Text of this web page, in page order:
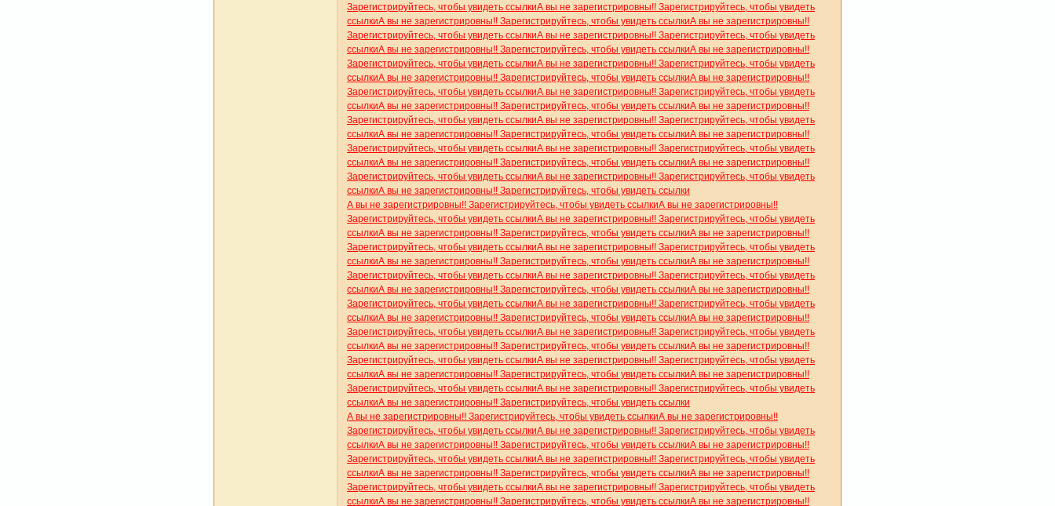
Зарегистрируйтесь, чтобы увидеть ссылкиА вы не зарегистрировны!! Зарегистрируйтесь, чтобы увидеть
ссылкиА вы не зарегистрировны!! Зарегистрируйтесь, чтобы увидеть ссылкиА вы не зарегистрировны!!
Зарегистрируйтесь, чтобы увидеть ссылкиА вы не зарегистрировны!! Зарегистрируйтесь, чтобы увидеть
ссылкиА вы не зарегистрировны!! Зарегистрируйтесь, чтобы увидеть ссылкиА вы не зарегистрировны!!
Зарегистрируйтесь, чтобы увидеть ссылкиА вы не зарегистрировны!! Зарегистрируйтесь, чтобы увидеть
ссылкиА вы не зарегистрировны!! Зарегистрируйтесь, чтобы увидеть ссылкиА вы не зарегистрировны!!
Зарегистрируйтесь, чтобы увидеть ссылкиА вы не зарегистрировны!! Зарегистрируйтесь, чтобы увидеть
ссылкиА вы не зарегистрировны!! Зарегистрируйтесь, чтобы увидеть ссылкиА вы не зарегистрировны!!
Зарегистрируйтесь, чтобы увидеть ссылкиА вы не зарегистрировны!! Зарегистрируйтесь, чтобы увидеть
ссылкиА вы не зарегистрировны!! Зарегистрируйтесь, чтобы увидеть ссылкиА вы не зарегистрировны!!
Зарегистрируйтесь, чтобы увидеть ссылкиА вы не зарегистрировны!! Зарегистрируйтесь, чтобы увидеть
ссылкиА вы не зарегистрировны!! Зарегистрируйтесь, чтобы увидеть ссылкиА вы не зарегистрировны!!
Зарегистрируйтесь, чтобы увидеть ссылкиА вы не зарегистрировны!! Зарегистрируйтесь, чтобы увидеть
ссылкиА вы не зарегистрировны!! Зарегистрируйтесь, чтобы увидеть ссылки
А вы не зарегистрировны!! Зарегистрируйтесь, чтобы увидеть ссылкиА вы не зарегистрировны!!
Зарегистрируйтесь, чтобы увидеть ссылкиА вы не зарегистрировны!! Зарегистрируйтесь, чтобы увидеть
ссылкиА вы не зарегистрировны!! Зарегистрируйтесь, чтобы увидеть ссылкиА вы не зарегистрировны!!
Зарегистрируйтесь, чтобы увидеть ссылкиА вы не зарегистрировны!! Зарегистрируйтесь, чтобы увидеть
ссылкиА вы не зарегистрировны!! Зарегистрируйтесь, чтобы увидеть ссылкиА вы не зарегистрировны!!
Зарегистрируйтесь, чтобы увидеть ссылкиА вы не зарегистрировны!! Зарегистрируйтесь, чтобы увидеть
ссылкиА вы не зарегистрировны!! Зарегистрируйтесь, чтобы увидеть ссылкиА вы не зарегистрировны!!
Зарегистрируйтесь, чтобы увидеть ссылкиА вы не зарегистрировны!! Зарегистрируйтесь, чтобы увидеть
ссылкиА вы не зарегистрировны!! Зарегистрируйтесь, чтобы увидеть ссылкиА вы не зарегистрировны!!
Зарегистрируйтесь, чтобы увидеть ссылкиА вы не зарегистрировны!! Зарегистрируйтесь, чтобы увидеть
ссылкиА вы не зарегистрировны!! Зарегистрируйтесь, чтобы увидеть ссылкиА вы не зарегистрировны!!
Зарегистрируйтесь, чтобы увидеть ссылкиА вы не зарегистрировны!! Зарегистрируйтесь, чтобы увидеть
ссылкиА вы не зарегистрировны!! Зарегистрируйтесь, чтобы увидеть ссылкиА вы не зарегистрировны!!
Зарегистрируйтесь, чтобы увидеть ссылкиА вы не зарегистрировны!! Зарегистрируйтесь, чтобы увидеть
ссылкиА вы не зарегистрировны!! Зарегистрируйтесь, чтобы увидеть ссылки
А вы не зарегистрировны!! Зарегистрируйтесь, чтобы увидеть ссылкиА вы не зарегистрировны!!
Зарегистрируйтесь, чтобы увидеть ссылкиА вы не зарегистрировны!! Зарегистрируйтесь, чтобы увидеть
ссылкиА вы не зарегистрировны!! Зарегистрируйтесь, чтобы увидеть ссылкиА вы не зарегистрировны!!
Зарегистрируйтесь, чтобы увидеть ссылкиА вы не зарегистрировны!! Зарегистрируйтесь, чтобы увидеть
ссылкиА вы не зарегистрировны!! Зарегистрируйтесь, чтобы увидеть ссылкиА вы не зарегистрировны!!
Зарегистрируйтесь, чтобы увидеть ссылкиА вы не зарегистрировны!! Зарегистрируйтесь, чтобы увидеть
ссылкиА вы не зарегистрировны!! Зарегистрируйтесь, чтобы увидеть ссылкиА вы не зарегистрировны!!